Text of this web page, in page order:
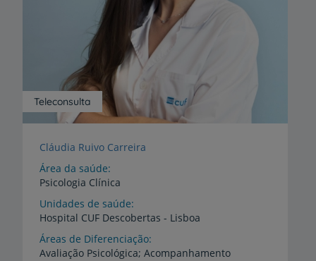
Teleconsulta
Cláudia Ruivo Carreira
Área da saúde
Psicologia Clínica
Unidades de saúde
Hospital CUF Descobertas - Lisboa
Áreas de Diferenciação
Avaliação Psicológica; Acompanhamento